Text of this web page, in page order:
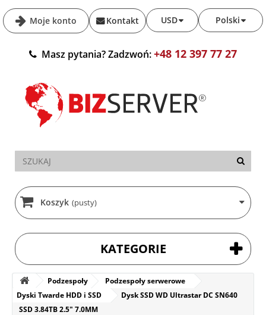
Moje konto Polski
USD
Kontakt
Masz pytania? Zadzwoń:+48 12 397 77 27
Koszyk (pusty)
KATEGORIE
Podzespoły
Podzespoły serwerowe
Dyski Twarde HDD i SSD
Dysk SSD WD Ultrastar DC SN640
SSD 3.84TB 2.5" 7.0MM